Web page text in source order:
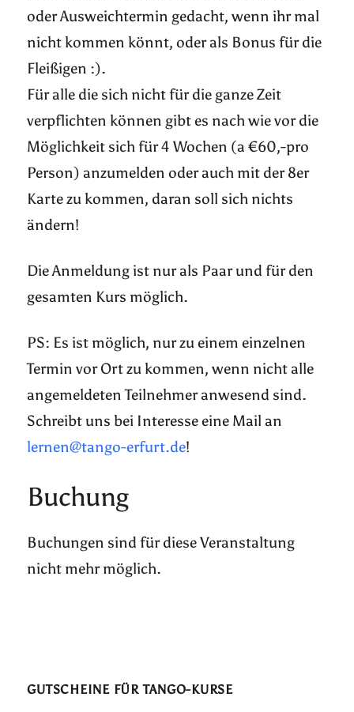
oder Ausweichtermin gedacht, wenn ihr mal
nicht kommen könnt, oder als Bonus für die
Fleißigen :).
Für alle die sich nicht für die ganze Zeit
verpflichten können gibt es nach wie vor die
Möglichkeit sich für 4 Wochen (a €60,-pro
Person) anzumelden oder auch mit der 8er
Karte zu kommen, daran soll sich nichts
ändern!
Die Anmeldung ist nur als Paar und für den
gesamten Kurs möglich.
PS: Es ist möglich, nur zu einem einzelnen
Termin vor Ort zu kommen, wenn nicht alle
angemeldeten Teilnehmer anwesend sind.
Schreibt uns bei Interesse eine Mail an
lernen@tango-erfurt.de!
Buchung
Buchungen sind für diese Veranstaltung
nicht mehr möglich.
GUTSCHEINE FÜR TANGO-KURSE